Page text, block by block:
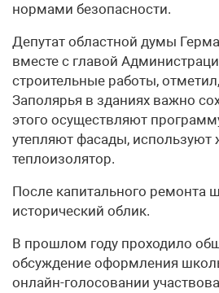
нормами безопасности.
Депутат областной думы
вместе с главой
строительные работы,
Заполярья в зданиях важно
этого осуществляют
утепляют фасады, используют
теплоизолятор.
После капитального ремонта
исторический облик.
В прошлом году проходило
обсуждение оформления
онлайн-голосовании